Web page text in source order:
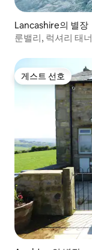
Lancashire의 별장
룬밸리, 럭셔리 태
게스트 선호
게스트 선호